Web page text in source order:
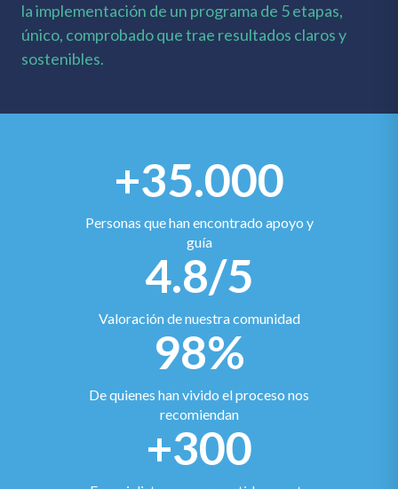
la implementación de un programa de 5 etapas,
único, comprobado que trae resultados claros y
sostenibles.
+35.000
Personas que han encontrado apoyo y
guía
4.8/5
Valoración de nuestra comunidad
98%
De quienes han vivido el proceso nos
recomiendan
+300